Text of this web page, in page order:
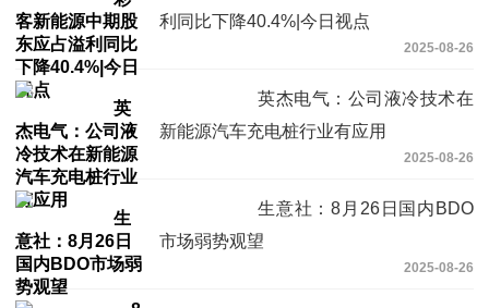
利同比下降40.4%|今日视点
2025-08-26
英杰电气：公司液冷技术在
新能源汽车充电桩行业有应用
2025-08-26
生意社：8月26日国内BDO
市场弱势观望
2025-08-26